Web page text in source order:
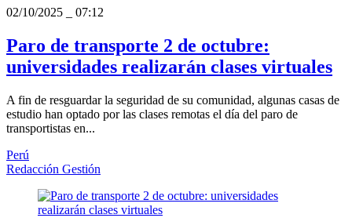
02/10/2025
07:12
Paro de transporte 2 de octubre:
universidades realizarán clases virtuales
A fin de resguardar la seguridad de su comunidad, algunas casas de
estudio han optado por las clases remotas el día del paro de
transportistas en...
Perú
Redacción Gestión